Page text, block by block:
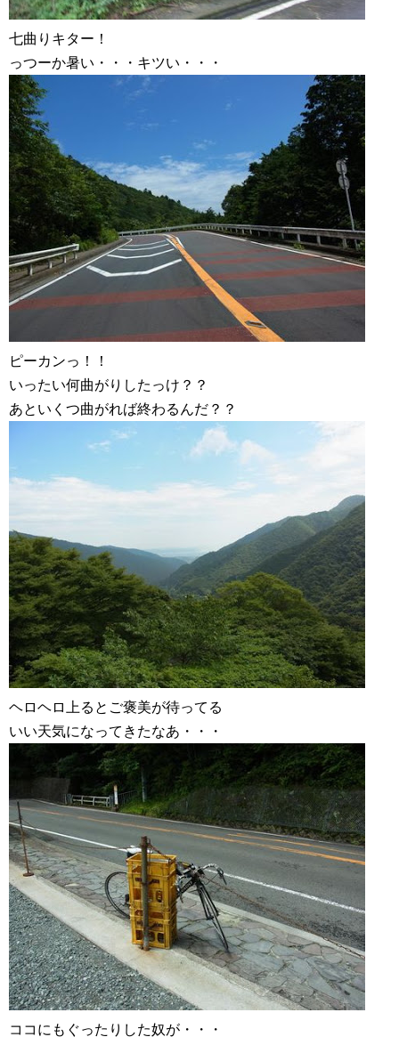
七曲りキター！
っつーか暑い・・・キツい・・・
ピーカンっ！！
いったい何曲がりしたっけ？？
あといくつ曲がれば終わるんだ？？
ヘロヘロ上るとご褒美が待ってる
いい天気になってきたなあ・・・
ココにもぐったりした奴が・・・